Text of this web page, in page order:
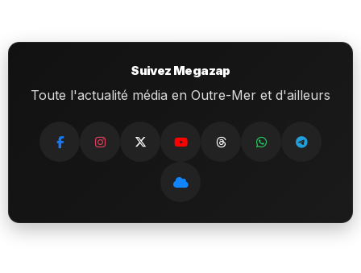
Suivez Megazap
Toute l'actualité média en Outre-Mer et d'ailleurs